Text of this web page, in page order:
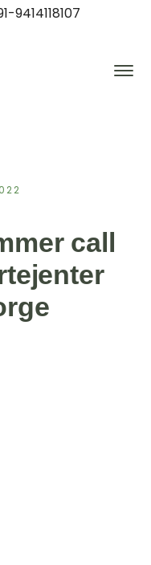
9414118107
call